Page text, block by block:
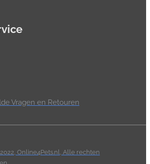
Vragen en Retouren
Online4Pets.nl, Alle rechten